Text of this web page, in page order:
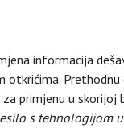
informacija
Prethodnu
primjenu u
s tehnologijom